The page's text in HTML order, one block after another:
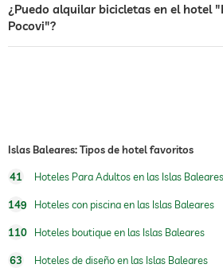
piscina exterior abierto todo el
piscina en la azotea
masaje de
tratamientos tratamientos
¿Puedo alquilar bicicletas en el hotel
Pocovi"?
Islas Baleares: Tipos de hotel favoritos
41 Hoteles Para Adultos en las Islas Baleares
149 Hoteles con piscina en las Islas Baleares
110 Hoteles boutique en las Islas Baleares
63 Hoteles de diseño en las Islas Baleares